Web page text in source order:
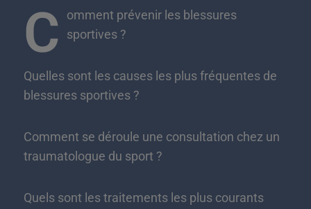
C
omment prévenir les blessures
sportives ?
Quelles sont les causes les plus fréquentes de
blessures sportives ?
Comment se déroule une consultation chez un
traumatologue du sport ?
Quels sont les traitements les plus courants